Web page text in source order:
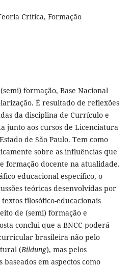
Crítica, Formação
formação, Base Nacional
É resultado de reflexões
da disciplina de Currículo e
junto aos cursos de Licenciatura
de São Paulo. Tem como
sobre as influências que
formação docente na atualidade.
educacional específico, o
teóricas desenvolvidas por
filosófico-educacionais
de (semi) formação e
conclui que a BNCC poderá
brasileira não pelo
(Bildung), mas pelos
em aspectos como